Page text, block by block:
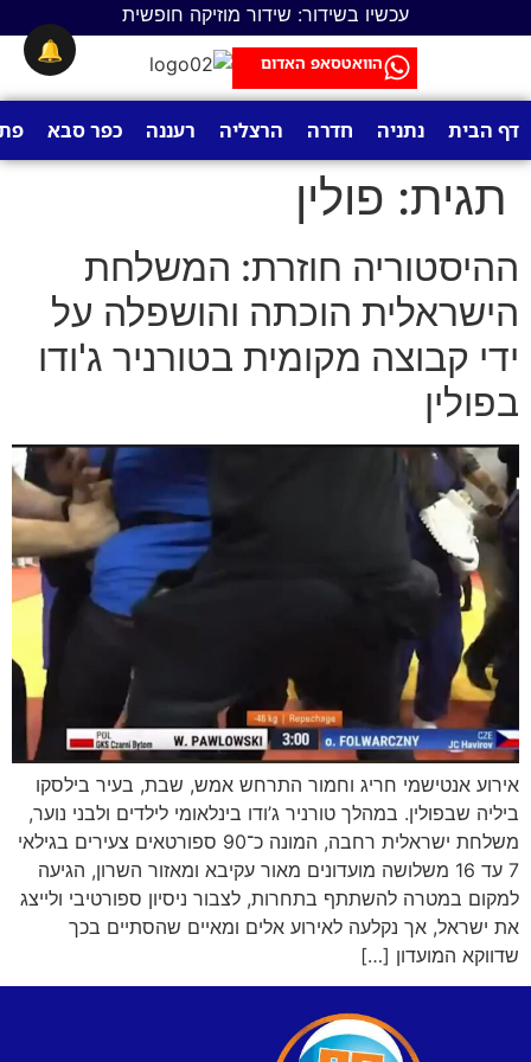
עכשיו בשידור: שידור מוזיקה חופשית
הוואטסאפ האדום
דף הבית נתניה חדרה הרצליה רעננה כפר סבא
תגית: פולין
ההיסטוריה חוזרת: המשלחת
הישראלית הוכתה והושפלה על
ידי קבוצה מקומית בטורניר ג'ודו
בפולין
אירוע אנטישמי חריג וחמור התרחש אמש, שבת, בעיר בילסקו
ביליה שבפולין. במהלך טורניר ג’ודו בינלאומי לילדים ולבני נוער,
משלחת ישראלית רחבה, המונה כ־90 ספורטאים צעירים בגילאי
7 עד 16 משלושה מועדונים מאור עקיבא ומאזור השרון, הגיעה
למקום במטרה להשתתף בתחרות, לצבור ניסיון ספורטיבי ולייצג
את ישראל, אך נקלעה לאירוע אלים ומאיים שהסתיים בכך
שדווקא המועדון […]
🔔